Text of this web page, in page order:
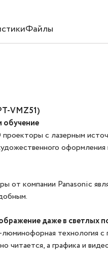
Файлы
VMZ51)
обучение
с лазерным
от компании Panasonic
даже в светлых
технология с
читается, а графика и